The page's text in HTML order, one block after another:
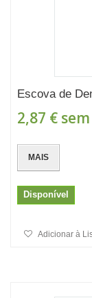
Escova de
2,87 €
MAIS
Disponível
Adicionar à